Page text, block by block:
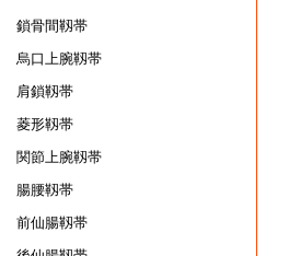
鎖骨間靱帯
烏口上腕靱帯
肩鎖靱帯
菱形靱帯
関節上腕靱帯
腸腰靱帯
前仙腸靱帯